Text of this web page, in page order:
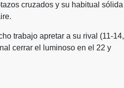
cruzados y su habitual sólida
trabajo apretar a su rival (11-14,
cerrar el luminoso en el 22 y